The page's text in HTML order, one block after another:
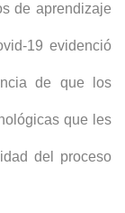
de aprendizaje
19 evidenció
de que los
que les
del proceso